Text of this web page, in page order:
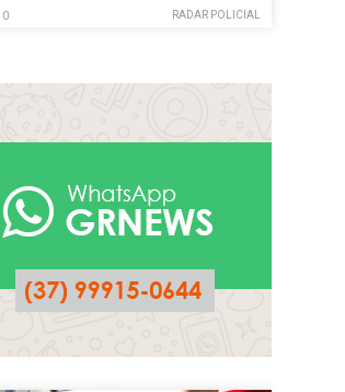
RADAR POLICIAL
0